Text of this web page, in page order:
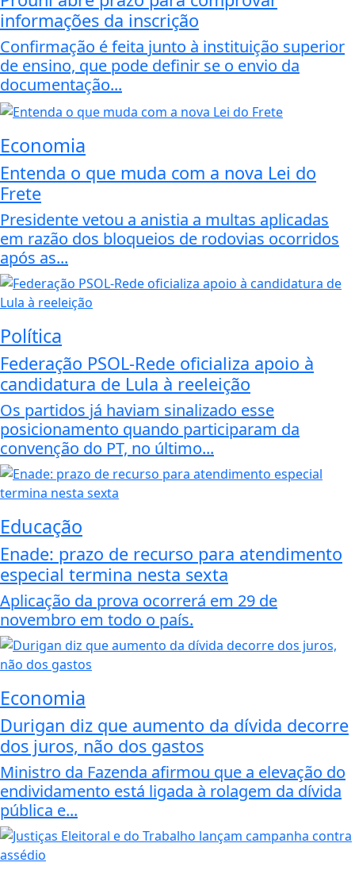
informações da inscrição
Confirmação é feita junto à instituição superior
de ensino, que pode definir se o envio da
documentação...
Economia
Entenda o que muda com a nova Lei do
Frete
Presidente vetou a anistia a multas aplicadas
em razão dos bloqueios de rodovias ocorridos
após as...
Política
Federação PSOL-Rede oficializa apoio à
candidatura de Lula à reeleição
Os partidos já haviam sinalizado esse
posicionamento quando participaram da
convenção do PT, no último...
Educação
Enade: prazo de recurso para atendimento
especial termina nesta sexta
Aplicação da prova ocorrerá em 29 de
novembro em todo o país.
Economia
Durigan diz que aumento da dívida decorre
dos juros, não dos gastos
Ministro da Fazenda afirmou que a elevação do
endividamento está ligada à rolagem da dívida
pública e...